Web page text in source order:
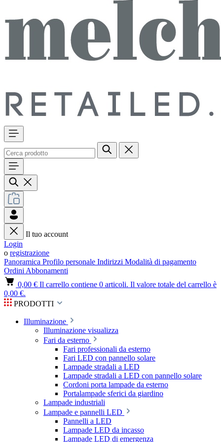
Il tuo account
Login
o registrazione
Panoramica Profilo personale Indirizzi Modalità di pagamento
Ordini Abbonamenti
0,00 € Il carrello contiene 0 articoli. Il valore totale del carrello è
0,00 €.
PRODOTTI
Illuminazione
Illuminazione visualizza
Fari da esterno
Fari professionali da esterno
Fari LED con pannello solare
Lampade stradali a LED
Lampade stradali a LED con pannello solare
Cordoni porta lampade da esterno
Portalampade sferici da giardino
Lampade industriali
Lampade e pannelli LED
Pannelli a LED
Lampade LED da incasso
Lampade LED di emergenza